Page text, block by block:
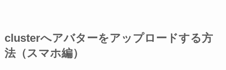
clusterへアバターをアップロードする方
法（スマホ編）